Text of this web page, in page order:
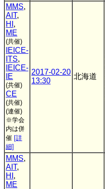
MMS,
AIT,
HI ,
ME
(共催)
IEICE-
ITS,
IEICE-
IE
(共催)
CE
(共催)
(連催)
※学会
内は併
催 [詳
細]
2017-02-20
13:30
北海道
MMS,
AIT,
HI ,
ME